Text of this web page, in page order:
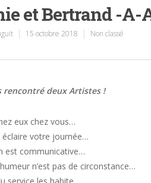
et Bertrand -A-
15 octobre 2018 Non classé
rencontré deux Artistes !
eux chez vous…
éclaire votre journée…
est communicative…
n’est pas de circonstance…
service les habite…